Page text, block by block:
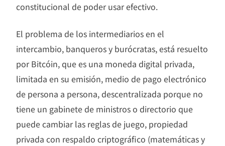
constitucional de poder usar efectivo.
El problema de los intermediarios en el
intercambio, banqueros y burócratas, está resuelto
por Bitcóin, que es una moneda digital privada,
limitada en su emisión, medio de pago electrónico
de persona a persona, descentralizada porque no
tiene un gabinete de ministros o directorio que
puede cambiar las reglas de juego, propiedad
privada con respaldo criptográfico (matemáticas y